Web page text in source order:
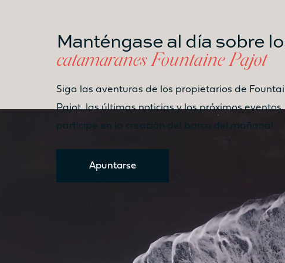
Manténgase al día sobre
catamaranes Fountaine Pajot
Siga las aventuras de los propietarios de
Pajot, las últimas noticias y los próximos eventos,
participe en la creación del barco del mañana!
Apuntarse
Catamarán
FP41
Más información sobre el
FP44
Más